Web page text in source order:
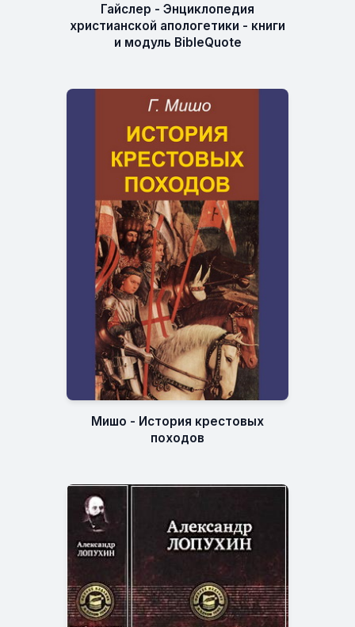
Гайслер - Энциклопедия
христианской апологетики - книги
и модуль BibleQuote
Мишо - История крестовых
походов